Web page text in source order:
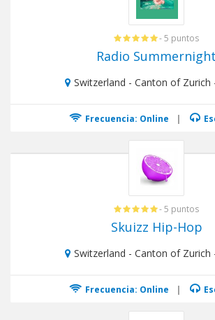
- 5 puntos
Radio Summernight
Switzerland - Canton of Zurich
Frecuencia: Online |
- 5 puntos
Skuizz Hip-Hop
Switzerland - Canton of Zurich
Frecuencia: Online |